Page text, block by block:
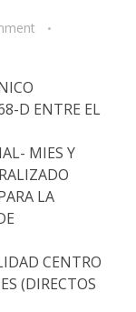
D ENTRE EL
MIES Y
LA
CENTRO
(DIRECTOS